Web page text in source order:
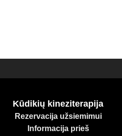
Kūdikių kineziterapija
Rezervacija užsiemimui
Informacija prieš